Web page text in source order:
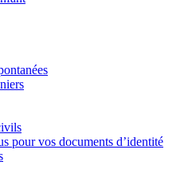
pour vos documents d’identité